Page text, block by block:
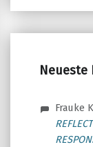
Neueste
Frauke